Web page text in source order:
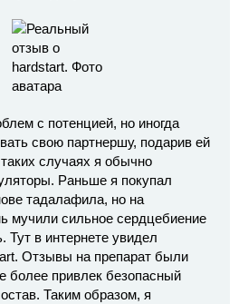
с потенцией, но иногда
свою партнершу, подарив ей
случаях я обычно
Раньше я покупал
тадалафила, но на
мучили сильное сердцебиение
Тут в интернете увидел
Отзывы на препарат были
более привлек безопасный
Таким образом, я